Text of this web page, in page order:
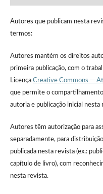
Autores que publicam nesta
termos:
Autores mantém os direitos
primeira publicação, com o
Licença Creative Commons —
que permite o
autoria e publicação inicial nesta
Autores têm autorização para
separadamente, para
publicada nesta revista (ex.:
capítulo de livro), com
nesta revista.